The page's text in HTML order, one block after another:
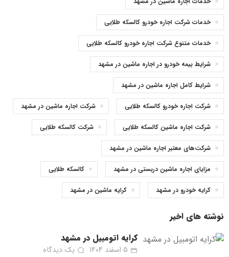
خدمات شرکت اجاره خودرو کالسکه طلایی
خدمات متنوع شرکت اجاره خودرو کالسکه طلایی
شرایط بیمه خودرو در اجاره ماشین در مشهد
شرایط کامل اجاره ماشین در مشهد
شرکت اجاره خودرو کالسکه طلایی شرکت اجاره ماشین در مشهد
شرکت اجاره ماشین کالسکه طلایی شرکت کالسکه طلایی
شرکت‌های معتبر اجاره ماشین در مشهد
مزایای اجاره ماشین دربستی در مشهد کالسکه طلایی
کرایه خودرو در مشهد کرایه ماشین در مشهد
نوشته های اخیر
کرایه اتومبیل در مشهد
5 اسفند 1404 یک دیدگاه